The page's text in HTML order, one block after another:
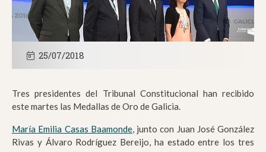
25/07/2018
Tres presidentes del Tribunal Constitucional han recibido
este martes las Medallas de Oro de Galicia.
María Emilia Casas Baamonde, junto con Juan José González
Rivas y Álvaro Rodríguez Bereijo, ha estado entre los tres